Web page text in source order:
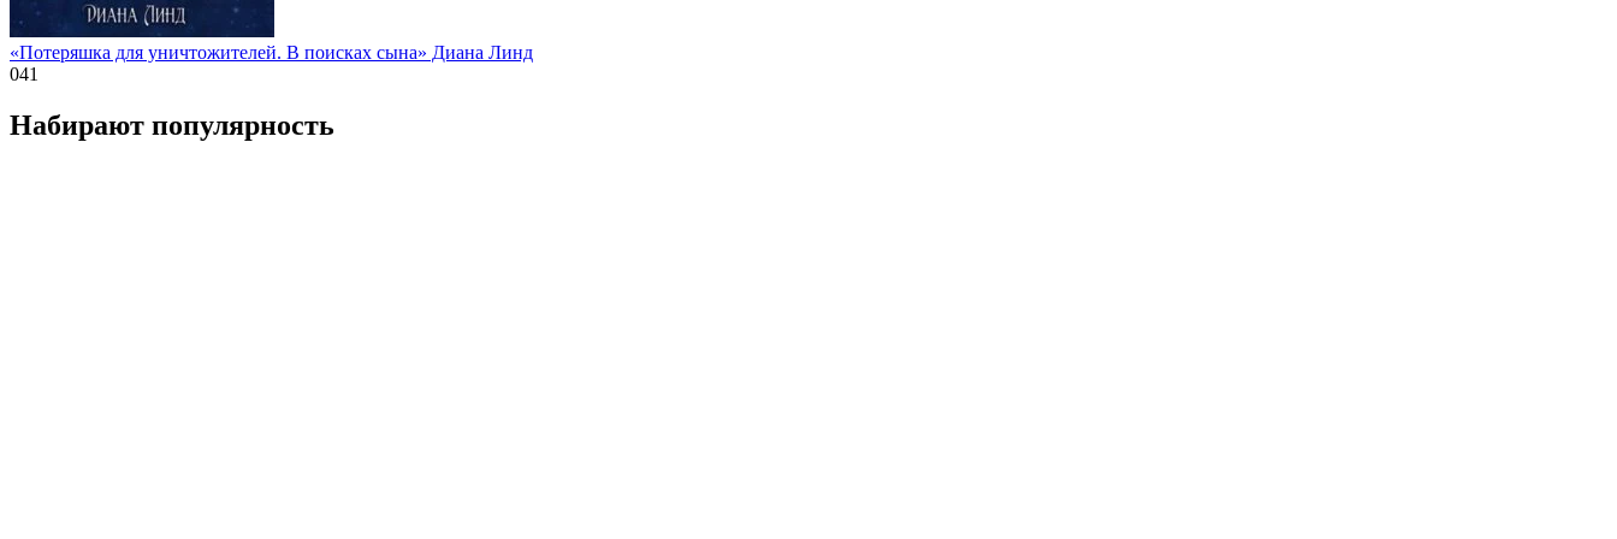
«Потеряшка для уничтожителей. В поисках сына» Диана Линд
041
Набирают популярность